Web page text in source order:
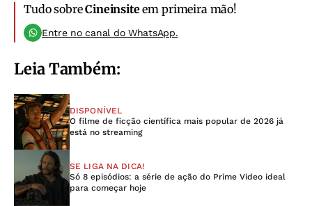
Tudo sobreCineinsiteem primeira mão!
Entre no canal do WhatsApp.
Leia Também:
DISPONÍVEL
O filme de ficção científica mais popular de 2026 já
está no streaming
SE LIGA NA DICA!
Só 8 episódios: a série de ação do Prime Video ideal
para começar hoje